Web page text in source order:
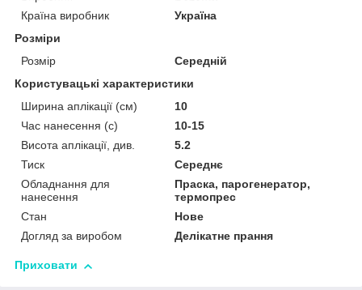
Країна виробник
Україна
Розміри
Розмір
Середній
Користувацькі характеристики
Ширина аплікації (см)
10
Час нанесення (с)
10-15
Висота аплікації, див.
5.2
Тиск
Середнє
Обладнання для
нанесення
Праска, парогенератор,
термопрес
Стан
Нове
Догляд за виробом
Делікатне прання
Приховати